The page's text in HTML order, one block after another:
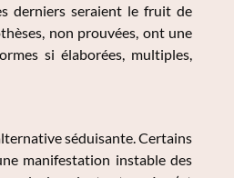
derniers seraient le fruit de
non prouvées, ont une
si élaborées, multiples,
séduisante. Certains
manifestation instable des